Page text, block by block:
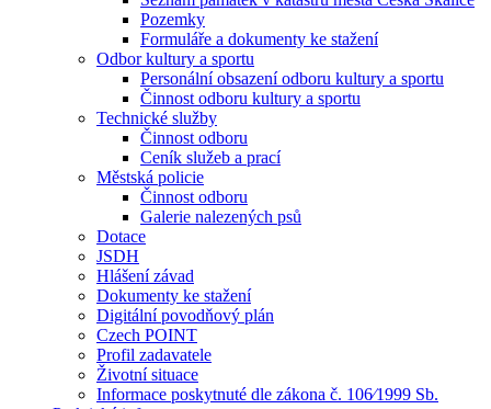
Pozemky
Formuláře a dokumenty ke stažení
Odbor kultury a sportu
Personální obsazení odboru kultury a sportu
Činnost odboru kultury a sportu
Technické služby
Činnost odboru
Ceník služeb a prací
Městská policie
Činnost odboru
Galerie nalezených psů
Dotace
JSDH
Hlášení závad
Dokumenty ke stažení
Digitální povodňový plán
Czech POINT
Profil zadavatele
Životní situace
Informace poskytnuté dle zákona č. 106⁄1999 Sb.